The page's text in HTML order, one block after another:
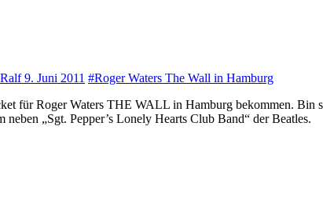
Ralf9. Juni 2011 #Roger Waters The Wall in Hamburg
für Roger Waters THE WALL in Hamburg bekommen. Bin
neben „Sgt. Pepper’s Lonely Hearts Club Band“ der Beatles.